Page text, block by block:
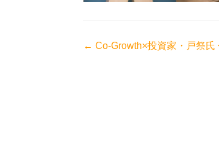
投
← Co-Growth×投資家・戸祭氏